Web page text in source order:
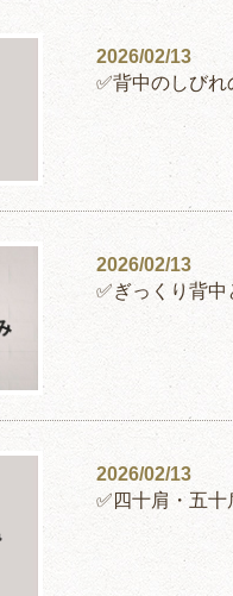
2026/02/13
✅背中のしび
2026/02/13
✅ぎっくり背
2026/02/13
✅四十肩・五